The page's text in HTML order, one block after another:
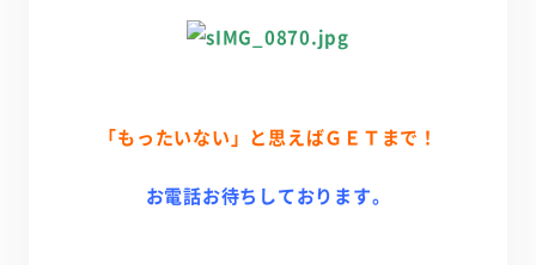
「もったいない」と思えばＧＥＴまで！
お電話お待ちしております。